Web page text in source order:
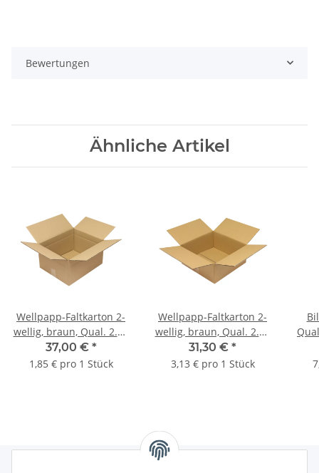
Bewertungen
Ähnliche Artikel
Wellpapp-Faltkarton 2-
wellig, braun, Qual. 2.30
| 400 x 325 x 213 mm (L
x B x H) Innenmaß | VE =
37,00 € *
1,85 € pro 1 Stück
Wellpapp-Faltkarton 2-
wellig, braun, Qual. 2.30
| 400 x 400 x 170 mm (L
x B x H) Innenmaß | VE =
31,30 € *
3,13 € pro 1 Stück